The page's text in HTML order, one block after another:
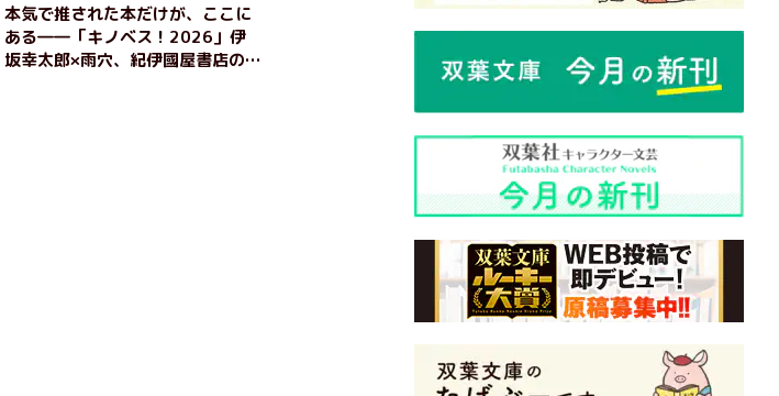
本気で推された本だけが、ここに
ある――「キノベス！2026」伊
坂幸太郎×雨穴、紀伊國屋書店の